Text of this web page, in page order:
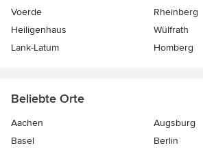
Voerde
Rheinberg
Heiligenhaus
Wülfrath
Lank-Latum
Homberg
Beliebte Orte
Aachen
Augsburg
Basel
Berlin